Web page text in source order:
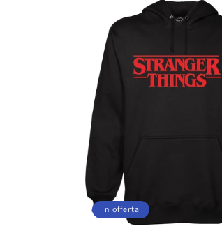
o
n
e
:
In offerta